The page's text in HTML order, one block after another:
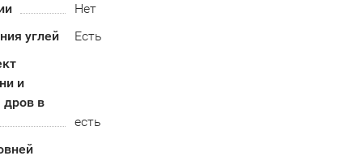
Нет
углей
Есть
и
дров в
есть